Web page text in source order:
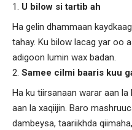
U bilow si tartib ah
Ha gelin dhammaan
tahay. Ku bilow lacag yar oo
adigoon lumin wax badan.
Samee cilmi baaris kuu
Ha ku tiirsanaan warar aan
aan la xaqiijin. Baro
dambeysa, taariikhda